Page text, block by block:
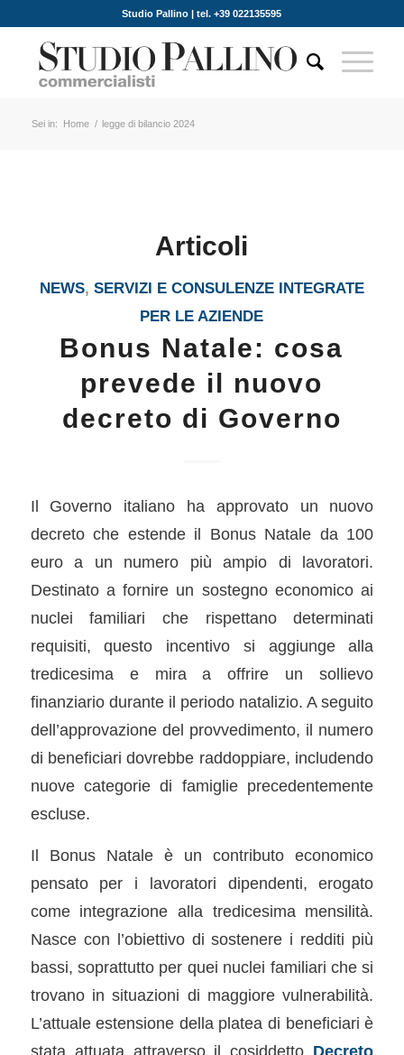
Studio Pallino | tel. +39 022135595
Sei in: Home / legge di bilancio 2024
Articoli
NEWS, SERVIZI E CONSULENZE INTEGRATE
PER LE AZIENDE
Bonus Natale: cosa
prevede il nuovo
decreto di Governo
Il Governo italiano ha approvato un nuovo
decreto che estende il Bonus Natale da 100
euro a un numero più ampio di lavoratori.
Destinato a fornire un sostegno economico ai
nuclei familiari che rispettano determinati
requisiti, questo incentivo si aggiunge alla
tredicesima e mira a offrire un sollievo
finanziario durante il periodo natalizio. A seguito
dell’approvazione del provvedimento, il numero
di beneficiari dovrebbe raddoppiare, includendo
nuove categorie di famiglie precedentemente
escluse.
Il Bonus Natale è un contributo economico
pensato per i lavoratori dipendenti, erogato
come integrazione alla tredicesima mensilità.
Nasce con l’obiettivo di sostenere i redditi più
bassi, soprattutto per quei nuclei familiari che si
trovano in situazioni di maggiore vulnerabilità.
L’attuale estensione della platea di beneficiari è
stata attuata attraverso il cosiddetto Decreto